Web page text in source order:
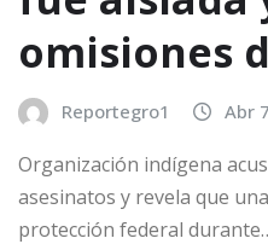
omisiones
Reportegro1 Abr
Organización indígena
asesinatos y revela que
protección federal